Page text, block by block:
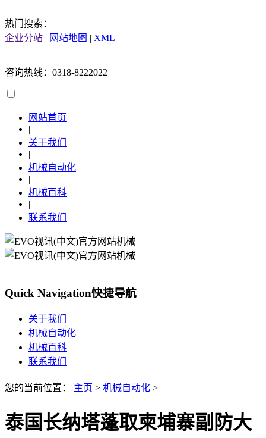
热门搜索：
企业分站 | 网站地图 | XML
咨询热线：0318-8222022
网站首页
|
关于我们
|
机械自动化
|
机械百科
|
联系我们
Quick Navigation快捷导航
关于我们
机械自动化
机械百科
联系我们
您的当前位置： 主页 > 机械自动化 >
泰国长纳塔蓬取柬埔寨副防大